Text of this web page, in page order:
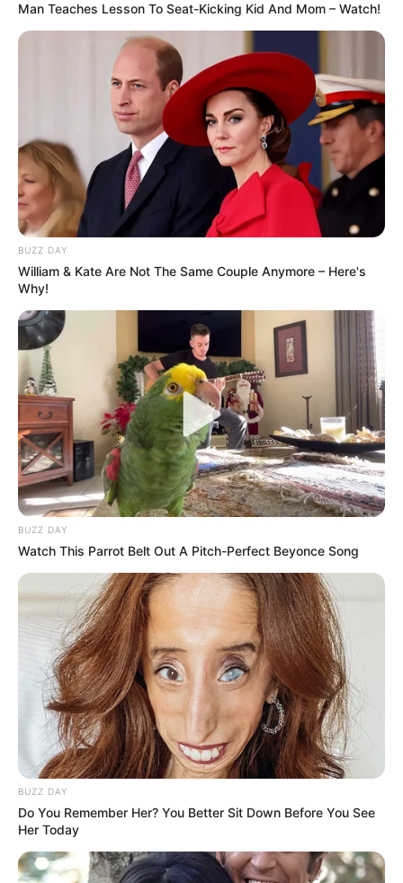
Man Teaches Lesson To Seat-Kicking Kid And Mom – Watch!
BUZZ DAY
William & Kate Are Not The Same Couple Anymore – Here's
Why!
BUZZ DAY
Watch This Parrot Belt Out A Pitch-Perfect Beyonce Song
BUZZ DAY
Do You Remember Her? You Better Sit Down Before You See
Her Today